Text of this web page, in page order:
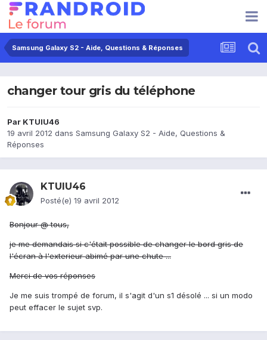
Samsung Galaxy S2 - Aide, Questions & Réponses
changer tour gris du téléphone
Par KTUIU46
19 avril 2012 dans Samsung Galaxy S2 - Aide, Questions &
Réponses
KTUIU46
Posté(e) 19 avril 2012
Bonjour @ tous,
je me demandais si c'était possible de changer le bord gris de
l'écran à l'exterieur abimé par une chute ...
Merci de vos réponses
Je me suis trompé de forum, il s'agit d'un s1 désolé ... si un modo
peut effacer le sujet svp.